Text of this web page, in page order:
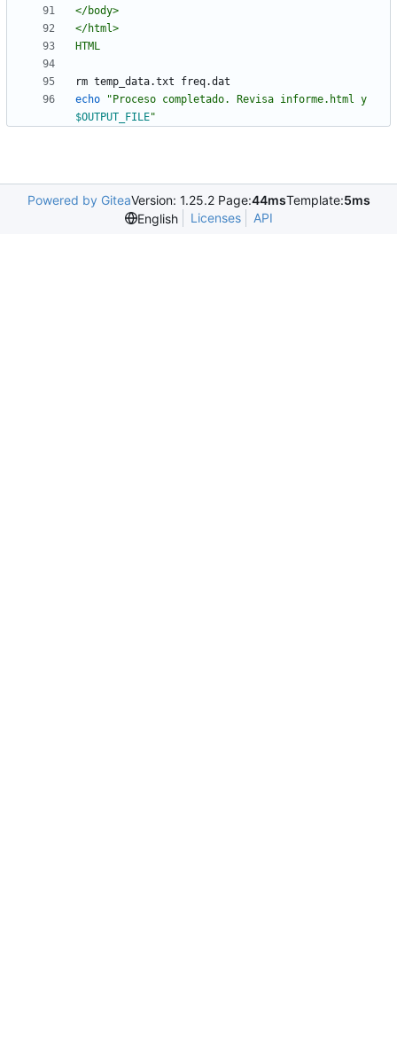
HTML
echo
"
$OUTPUT_FILE"
Powered by GiteaVersion: 1.25.2 Page:44msTemplate:5ms
English
Licenses API